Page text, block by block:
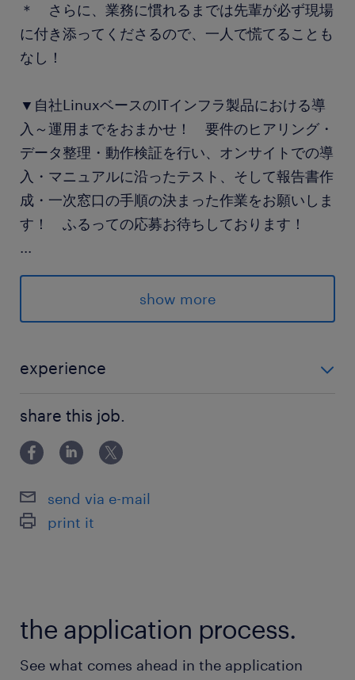
＊ さらに、業務に慣れるまでは先輩が必ず現場
に付き添ってくださるので、一人で慌てることも
なし！
▼自社LinuxベースのITインフラ製品における導
入～運用までをおまかせ！ 要件のヒアリング・
データ整理・動作検証を行い、オンサイトでの導
入・マニュアルに沿ったテスト、そして報告書作
成・一次窓口の手順の決まった作業をお願いしま
す！ ふるっての応募お待ちしております！
...
＜その他＞
全国出張：2〜3ヶ月に1回
体制：社員2名
派遣先の特徴
★大手IT企業
★社会保険完備
★交通費支給
最寄駅
土日祝日
show more
experience
経験がある方 ～製品導入経験がある方優遇いたします
～
share this job.
send via e-mail
print it
the application process.
See what comes ahead in the application